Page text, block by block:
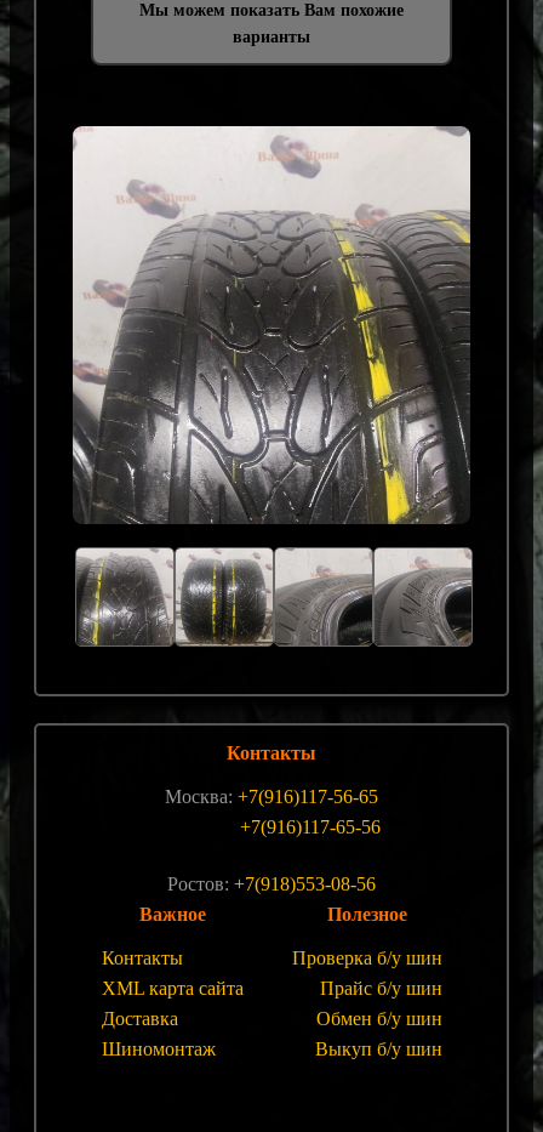
Мы можем показать Вам похожие
варианты
Контакты
Москва: +7(916)117-56-65
+7(916)117-65-56
Ростов: +7(918)553-08-56
Важное
Контакты
XML карта сайта
Доставка
Шиномонтаж
Полезное
Проверка б/у шин
Прайс б/у шин
Обмен б/у шин
Выкуп б/у шин